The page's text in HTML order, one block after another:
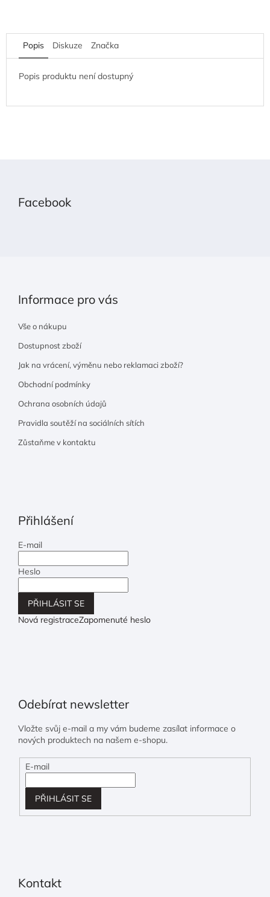
Popis Diskuze Značka
Popis produktu není dostupný
Facebook
Informace pro vás
Vše o nákupu
Dostupnost zboží
Jak na vrácení, výměnu nebo reklamaci zboží?
Obchodní podmínky
Ochrana osobních údajů
Pravidla soutěží na sociálních sítích
Zůstaňme v kontaktu
Přihlášení
E-mail
Heslo
PŘIHLÁSIT SE
Nová registraceZapomenuté heslo
Odebírat newsletter
Vložte svůj e-mail a my vám budeme zasílat informace o
nových produktech na našem e-shopu.
E-mail
PŘIHLÁSIT SE
Kontakt